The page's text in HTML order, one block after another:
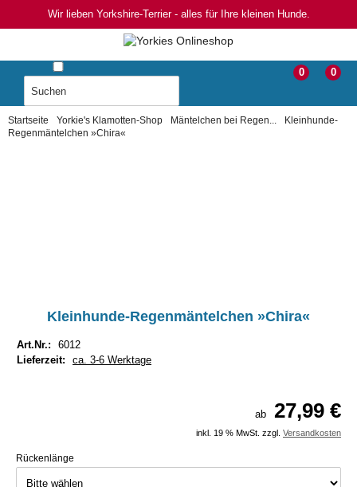
Wir lieben Yorkshire-Terrier - alles für Ihre kleinen Hunde.
0
0
Startseite Yorkie's Klamotten-Shop Mäntelchen bei Regen...
Kleinhunde-
Regenmäntelchen »Chira«
Kleinhunde-Regenmäntelchen »Chira«
Art.Nr.:
6012
Lieferzeit:
ca. 3-6 Werktage
ab 27,99 €
inkl. 19 % MwSt. zzgl. Versandkosten
Rückenlänge